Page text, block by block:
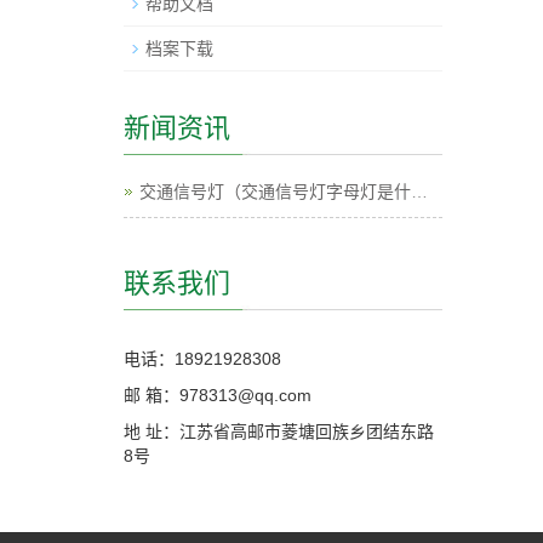
档案下载
新闻资讯
联系我们
电话：18921928308
邮 箱：978313@qq.com
地 址：江苏省高邮市菱塘回族乡团结东路
8号